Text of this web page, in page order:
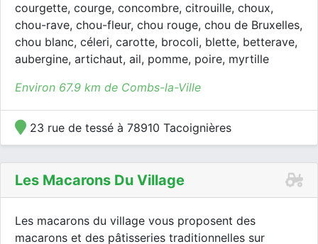
courgette, courge, concombre, citrouille, choux,
chou-rave, chou-fleur, chou rouge, chou de Bruxelles,
chou blanc, céleri, carotte, brocoli, blette, betterave,
aubergine, artichaut, ail, pomme, poire, myrtille
Environ 67.9 km de Combs-la-Ville
23 rue de tessé à 78910 Tacoignières
Les Macarons Du Village
Les macarons du village vous proposent des
macarons et des pâtisseries traditionnelles sur